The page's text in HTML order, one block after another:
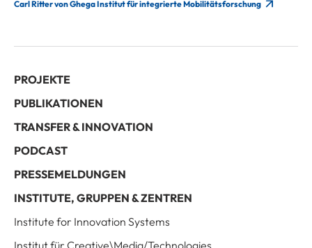
Carl Ritter von Ghega Institut für integrierte Mobilitätsforschung
PROJEKTE
PUBLIKATIONEN
TRANSFER & INNOVATION
PODCAST
PRESSEMELDUNGEN
INSTITUTE, GRUPPEN & ZENTREN
Institute for Innovation Systems
Institut für Creative\Media/Technologies